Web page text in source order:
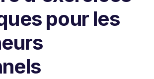
pour les